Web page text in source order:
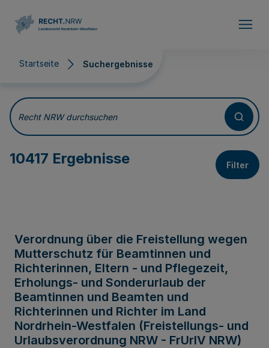
Startseite Suchergebnisse
Suchergebnisse
Recht NRW durchsuchen
10417 Ergebnisse Filter
Verordnung über die Freistellung wegen
Mutterschutz für Beamtinnen und
Richterinnen, Eltern - und Pflegezeit,
Erholungs- und Sonderurlaub der
Beamtinnen und Beamten und
Richterinnen und Richter im Land
Nordrhein-Westfalen (Freistellungs- und
Urlaubsverordnung NRW - FrUrlV NRW)